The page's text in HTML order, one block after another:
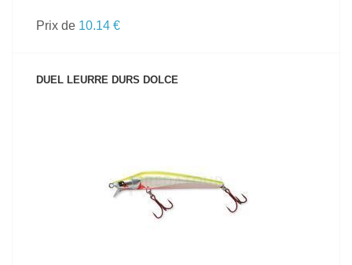
Prix de 10.14 €
DUEL LEURRE DURS DOLCE